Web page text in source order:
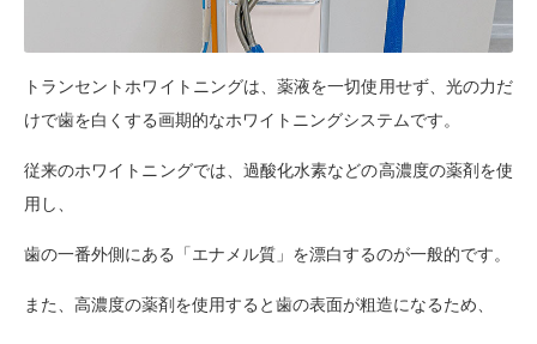
トランセントホワイトニングは、薬液を一切使用せず、光の力だ
けで歯を白く する画期的なホワイトニングシステムです。
従来のホワイトニングでは、過酸化水素などの高濃度の薬剤を使
用し、
歯の一番外側にある「エナメル質」を漂白するのが一般的です。
また、高濃度の薬剤を使用すると歯の表面が粗造になるため、